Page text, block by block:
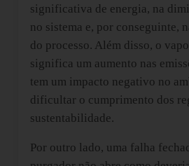
significativa de energia, na
no sistema e, por conseguinte,
do processo. Além disso, o
significa um aumento nas
tem um impacto negativo no
dificultar o cumprimento dos
sustentabilidade.
Por outro lado, uma falha